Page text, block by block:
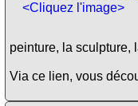
<Cliquez l'image>
peinture, la sculpture,
Via ce lien, vous